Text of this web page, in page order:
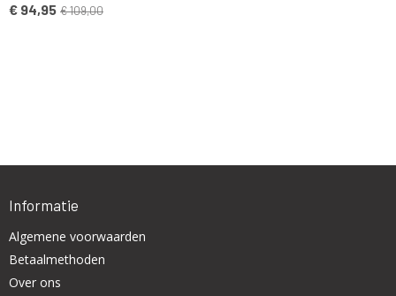
€ 94,95 € 109,00
Informatie
Algemene voorwaarden
Betaalmethoden
Over ons